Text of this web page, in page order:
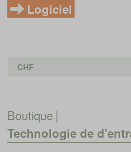
Logiciel
Boutique |
Technologie de